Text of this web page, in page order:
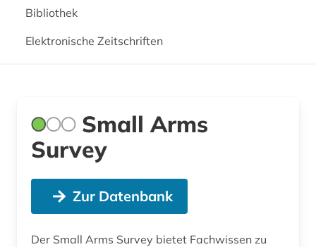
Bibliothek
Elektronische Zeitschriften
Small Arms
Survey
Zur Datenbank
Der Small Arms Survey bietet Fachwissen zu